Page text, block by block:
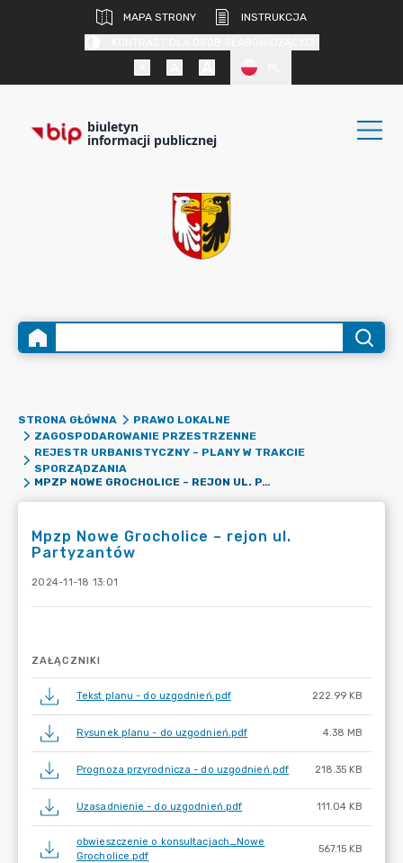
MAPA STRONY
INSTRUKCJA
biuletyn
informacji publicznej
STRONA GŁÓWNA
PRAWO LOKALNE
ZAGOSPODAROWANIE PRZESTRZENNE
REJESTR URBANISTYCZNY – PLANY W TRAKCIE
SPORZĄDZANIA
MPZP NOWE GROCHOLICE – REJON UL. PARTYZANTÓW
Mpzp Nowe Grocholice – rejon ul.
Partyzantów
2024-11-18 13:01
ZAŁĄCZNIKI
Tekst planu - do uzgodnień.pdf 222.99 KB
Rysunek planu - do uzgodnień.pdf 4.38 MB
Prognoza przyrodnicza - do uzgodnień.pdf 218.35 KB
Uzasadnienie - do uzgodnień.pdf 111.04 KB
obwieszczenie o konsultacjach_Nowe
Grocholice.pdf
567.15 KB